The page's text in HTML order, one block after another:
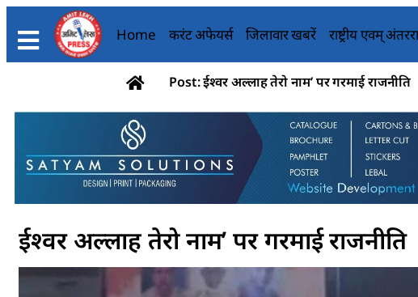
Home करंट अफेयर्स जिलावार खबरें राष्ट्रीय एवम्
Post: ईश्वर अल्लाह तेरो नाम’ पर गरमाई राजनीति
ईश्वर अल्लाह तेरो नाम’ पर गरमाई राजनीति